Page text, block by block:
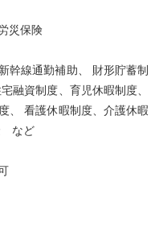
災保険
幹線通勤補助、 財形貯蓄制
融資制度、育児休暇制度、
、 看護休暇制度、介護休暇
など